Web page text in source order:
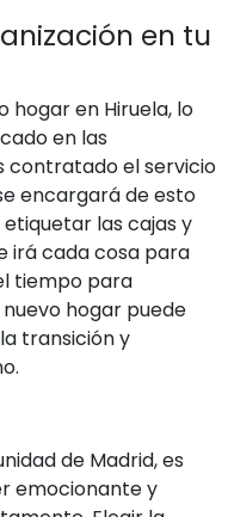
en tu
hogar en Hiruela, lo
en las
contratado el servicio
encargará de esto
las cajas y
irá cada cosa para
tiempo para
hogar puede
transición y
de Madrid, es
emocionante y